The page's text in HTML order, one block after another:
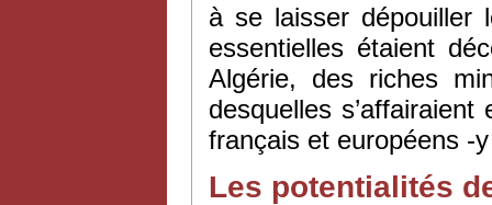
à se laisser dépouiller
essentielles étaient
Algérie, des riches
desquelles
français et européens
Les potentialités